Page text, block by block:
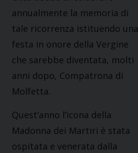
annualmente la memoria di
tale ricorrenza istituendo una
festa in onore della Vergine
che sarebbe diventata, molti
anni dopo, Compatrona di
Molfetta.
Quest’anno l’icona della
Madonna dei Martiri è stata
ospitata e venerata dalla